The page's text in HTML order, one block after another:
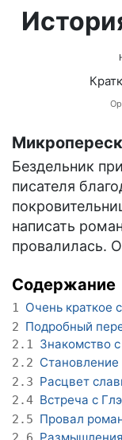
Бездельник
писателя
написать
провалилась.
Содержание
1 Очень краткое
2 Подробный
2.1 Знакомство
2.2 Становление
2.3 Расцвет
2.4 Встреча с
2.5 Провал